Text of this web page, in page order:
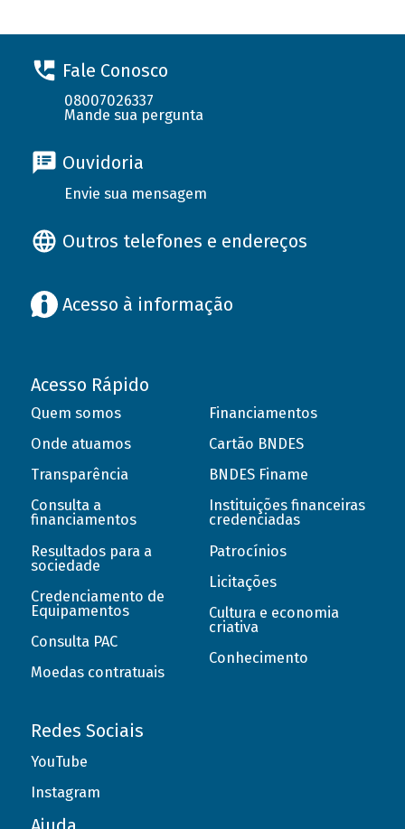
Fale Conosco
08007026337
Mande sua pergunta
Ouvidoria
Envie sua mensagem
Outros telefones e endereços
Acesso à informação
Acesso Rápido
Quem somos
Onde atuamos
Transparência
Consulta a
financiamentos
Resultados para a
sociedade
Credenciamento de
Equipamentos
Consulta PAC
Moedas contratuais
Financiamentos
Cartão BNDES
BNDES Finame
Instituições financeiras
credenciadas
Patrocínios
Licitações
Cultura e economia
criativa
Conhecimento
Redes Sociais
YouTube
Instagram